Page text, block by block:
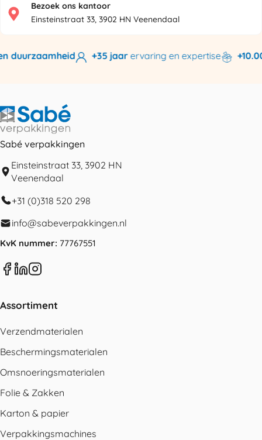
Bezoek ons kantoor
Einsteinstraat 33, 3902 HN Veenendaal
+35 jaarervaring en expertise
Sabé verpakkingen
Einsteinstraat 33, 3902 HN
Veenendaal
+31 (0)318 520 298
info@sabeverpakkingen.nl
KvK nummer: 77767551
Assortiment
Verzendmaterialen
Beschermingsmaterialen
Omsnoeringsmaterialen
Folie & Zakken
Karton & papier
Verpakkingsmachines